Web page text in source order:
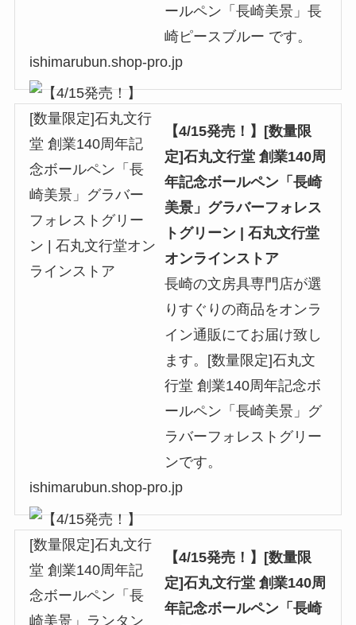
ールペン「長崎美景」長
崎ピースブルー です。
ishimarubun.shop-pro.jp
【4/15発売！】[数量限
定]石丸文行堂 創業140周
年記念ボールペン「長崎
美景」グラバーフォレス
トグリーン | 石丸文行堂
オンラインストア
長崎の文房具専門店が選
りすぐりの商品をオンラ
イン通販にてお届け致し
ます。[数量限定]石丸文
行堂 創業140周年記念ボ
ールペン「長崎美景」グ
ラバーフォレストグリー
ンです。
ishimarubun.shop-pro.jp
【4/15発売！】[数量限
定]石丸文行堂 創業140周
年記念ボールペン「長崎